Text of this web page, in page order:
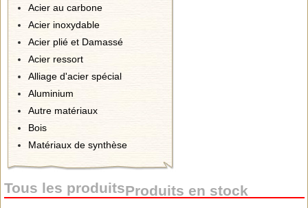
Acier au carbone
Acier inoxydable
Acier plié et Damassé
Acier ressort
Alliage d'acier spécial
Aluminium
Autre matériaux
Bois
Matériaux de synthèse
Tous les produitsProduits en stock